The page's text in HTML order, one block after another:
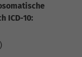
ICD-10: